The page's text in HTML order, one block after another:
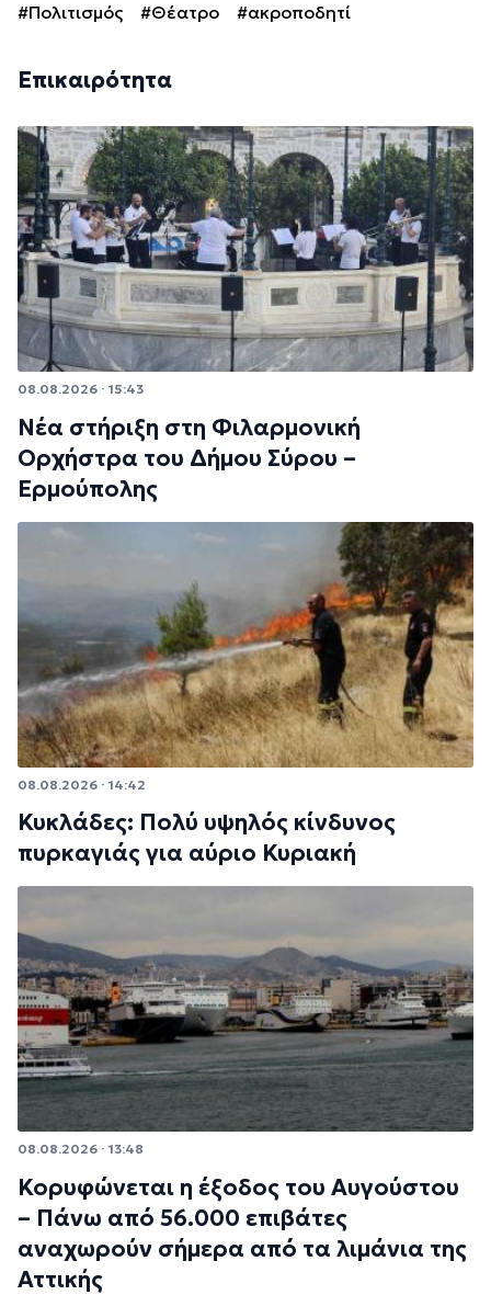
#Πολιτισμός #Θέατρο #ακροποδητί
Επικαιρότητα
08.08.2026 · 15:43
Νέα στήριξη στη Φιλαρμονική
Ορχήστρα του Δήμου Σύρου –
Ερμούπολης
08.08.2026 · 14:42
Κυκλάδες: Πολύ υψηλός κίνδυνος
πυρκαγιάς για αύριο Κυριακή
08.08.2026 · 13:48
Κορυφώνεται η έξοδος του Αυγούστου
– Πάνω από 56.000 επιβάτες
αναχωρούν σήμερα από τα λιμάνια της
Αττικής